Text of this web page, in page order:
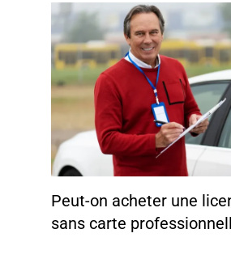
Peut-on acheter une
sans carte